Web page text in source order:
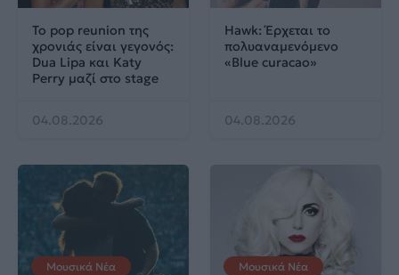
Το pop reunion της
χρονιάς είναι γεγονός:
Dua Lipa και Katy
Perry μαζί στο stage
04.08.2026
Hawk: Έρχεται το
πολυαναμενόμενο
«Blue curacao»
04.08.2026
Μουσικά Νέα Μουσικά Νέα